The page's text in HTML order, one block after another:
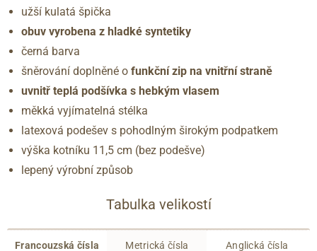
užší kulatá špička
obuv vyrobena z hladké syntetiky
černá barva
šněrování doplněné o funkční zip na vnitřní straně
uvnitř teplá podšívka s hebkým vlasem
měkká vyjímatelná stélka
latexová podešev s pohodlným širokým podpatkem
výška kotníku 11,5 cm (bez podešve)
lepený výrobní způsob
Tabulka velikostí
Francouzská čísla
Metrická čísla
Anglická čísla